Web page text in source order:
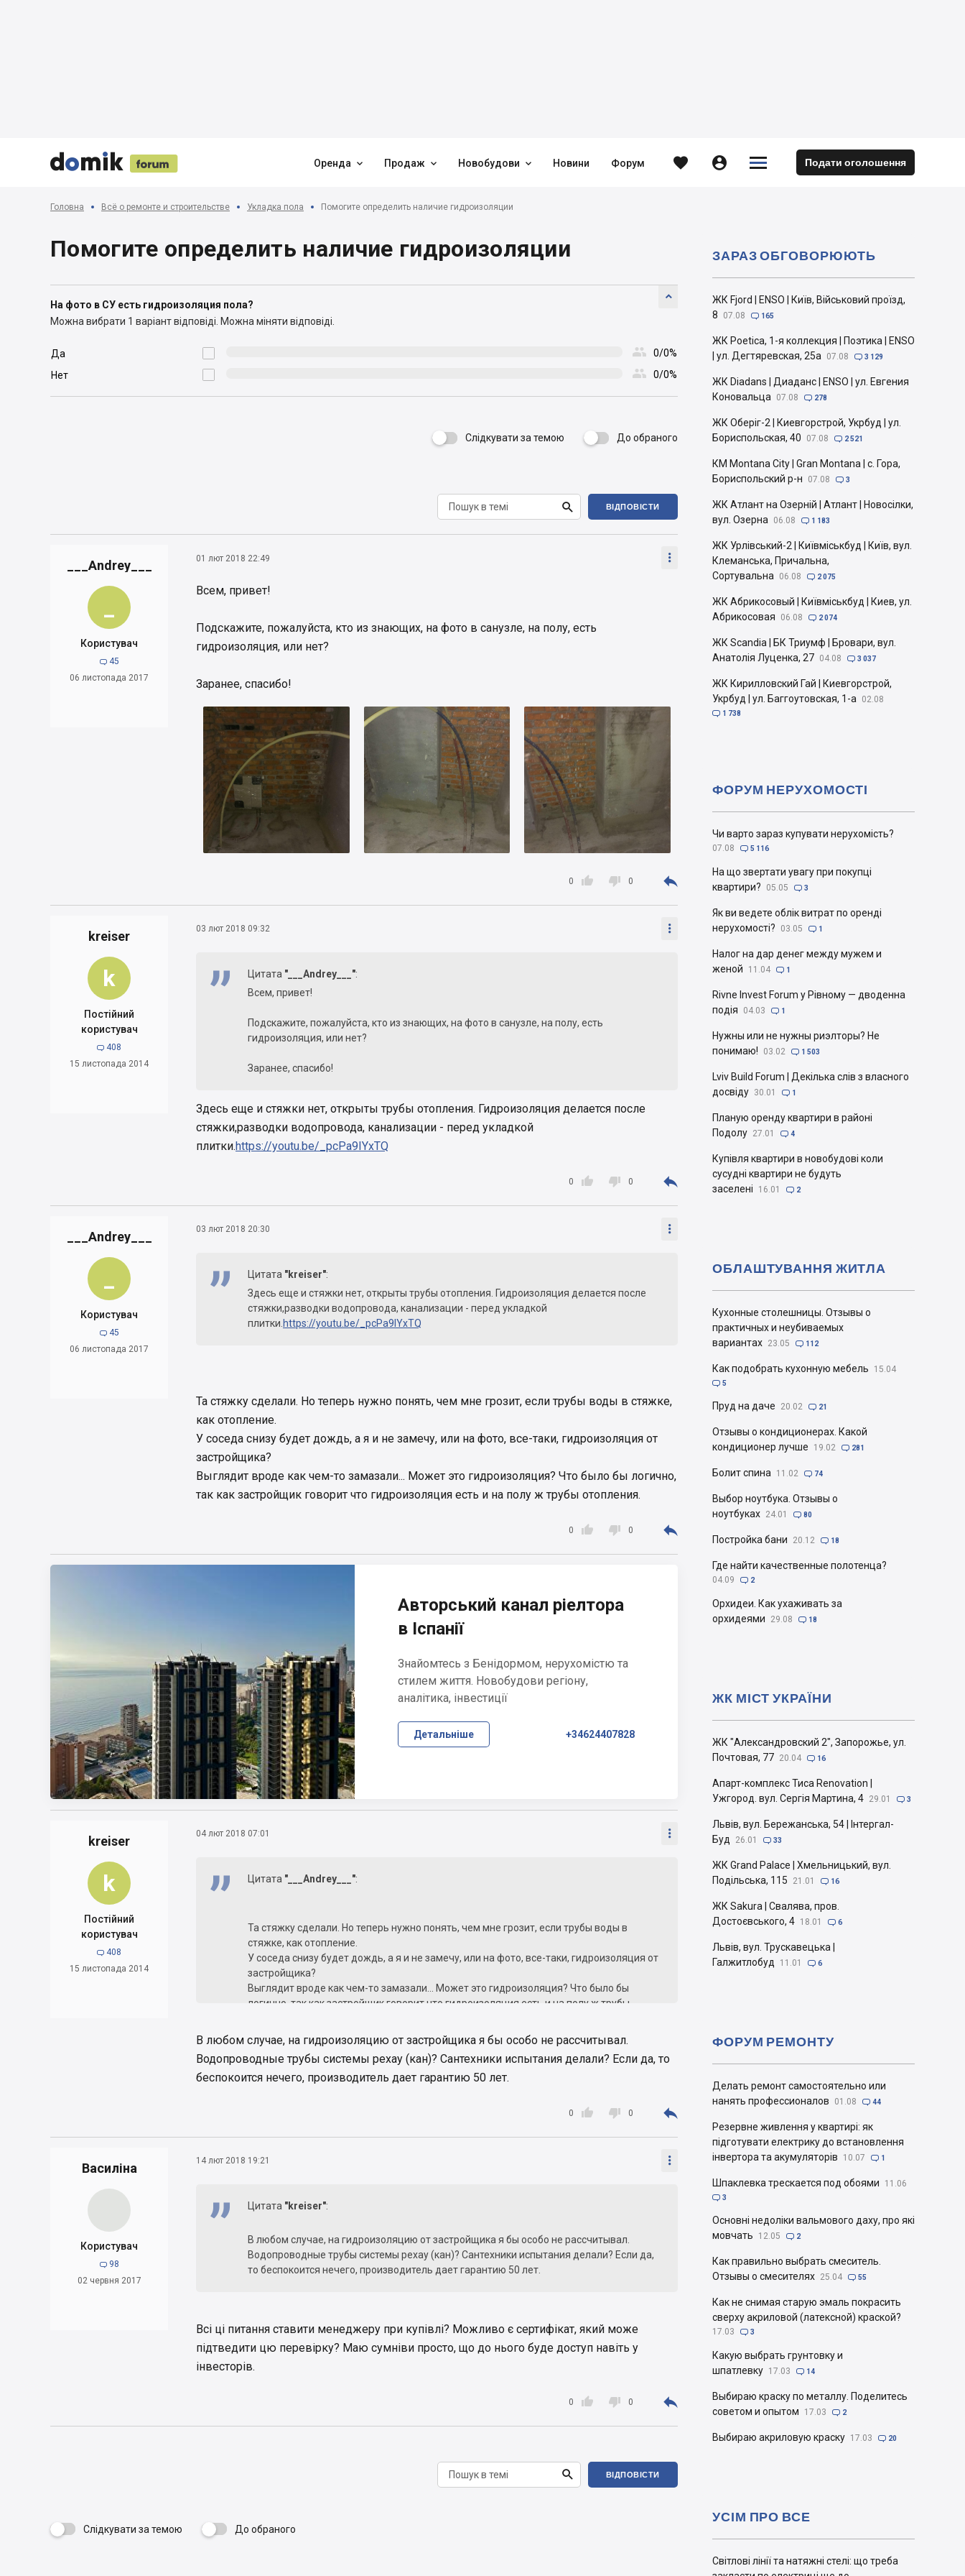


 
 Оренда  Продаж  Новобудови  Новини Форум   

 Подати оголошення
Головна Всё о ремонте и строительстве Укладка пола Помогите определить наличие гидроизоляции
Помогите определить наличие гидроизоляции

На фото в СУ есть гидроизоляция пола?
Можна вибрати 1 варіант відповіді. Можна міняти відповіді.

Да  0/0%

Нет  0/0%
Слідкувати за темою  До обраного
 ВІДПОВІСТИ
___Andrey___
_
Користувач
 45
06 листопада 2017
01 лют 2018 22:49 
Всем, привет!
Подскажите, пожалуйста, кто из знающих, на фото в санузле, на полу, есть
гидроизоляция, или нет?
Заранее, спасибо!

0  0 
kreiser
k
Постійний
користувач
 408
15 листопада 2014
03 лют 2018 09:32 
Цитата "___Andrey___":
Всем, привет!
Подскажите, пожалуйста, кто из знающих, на фото в санузле, на полу, есть
гидроизоляция, или нет?
Заранее, спасибо!
Здесь еще и стяжки нет, открыты трубы отопления. Гидроизоляция делается после
стяжки,разводки водопровода, канализации - перед укладкой
плитки.https://youtu.be/_pcPa9IYxTQ

0  0 
___Andrey___
_
Користувач
 45
06 листопада 2017
03 лют 2018 20:30 
Цитата "kreiser":
Здесь еще и стяжки нет, открыты трубы отопления. Гидроизоляция делается после
стяжки,разводки водопровода, канализации - перед укладкой
плитки. https://youtu.be/_pcPa9IYxTQ
Та стяжку сделали. Но теперь нужно понять, чем мне грозит, если трубы воды в стяжке,
как отопление.
У соседа снизу будет дождь, а я и не замечу, или на фото, все-таки, гидроизоляция от
застройщика?
Выглядит вроде как чем-то замазали... Может это гидроизоляция? Что было бы логично,
так как застройщик говорит что гидроизоляция есть и на полу ж трубы отопления.

0  0 
kreiser
k
Постійний
користувач
 408
15 листопада 2014
04 лют 2018 07:01 
Цитата "___Andrey___":
Та стяжку сделали. Но теперь нужно понять, чем мне грозит, если трубы воды в
стяжке, как отопление.
У соседа снизу будет дождь, а я и не замечу, или на фото, все-таки, гидроизоляция от
застройщика?
Выглядит вроде как чем-то замазали... Может это гидроизоляция? Что было бы
логично, так как застройщик говорит что гидроизоляция есть и на полу ж трубы
В любом случае, на гидроизоляцию от застройщика я бы особо не рассчитывал.
Водопроводные трубы системы рехау (кан)? Сантехники испытания делали? Если да, то
беспокоится нечего, производитель дает гарантию 50 лет.

0  0 
Василіна
Користувач
 98
02 червня 2017
14 лют 2018 19:21 
Цитата "kreiser":
В любом случае, на гидроизоляцию от застройщика я бы особо не рассчитывал.
Водопроводные трубы системы рехау (кан)? Сантехники испытания делали? Если да,
то беспокоится нечего, производитель дает гарантию 50 лет.
Всі ці питання ставити менеджеру при купівлі? Можливо є сертифікат, який може
підтведити цю перевірку? Маю сумніви просто, що до нього буде доступ навіть у
інвесторів.

0  0 
Авторський канал ріелтора
в Іспанії
Знайомтесь з Бенідормом, нерухомістю та
стилем життя. Новобудови регіону,
аналітика, інвестиції
Детальніше +34624407828
 ВІДПОВІСТИ
Слідкувати за темою  До обраного
ЖК Fjord | ENSO | Київ, Військовий проїзд,
8
07.08  165
ЖК Poetica, 1-я коллекция | Поэтика | ENSO
| ул. Дегтяревская, 25а
07.08  3 129
ЖК Diadans | Диаданс | ENSO | ул. Евгения
Коновальца
07.08  278
ЖК Оберіг-2 | Киевгорстрой, Укрбуд | ул.
Бориспольская, 40
07.08  2 521
КМ Montana City | Gran Montana | с. Гора,
Бориспольский р-н
07.08  3
ЖК Атлант на Озерній | Атлант | Новосілки,
вул. Озерна
06.08  1 183
ЖК Урлівський-2 | Київміськбуд | Київ, вул.
Клеманська, Причальна,
Сортувальна
06.08  2 075
ЖК Абрикосовый | Київміськбуд | Киев, ул.
Абрикосовая
06.08  2 074
ЖК Scandia | БК Триумф | Бровари, вул.
Анатолія Луценка, 27 04.08  3 037
ЖК Кирилловский Гай | Киевгорстрой,
Укрбуд | ул. Баггоутовская, 1-а
02.08
 1 738
ЗАРАЗ ОБГОВОРЮЮТЬ
Чи варто зараз купувати нерухомість?
07.08  5 116
На що звертати увагу при покупці
квартири?
05.05  3
Як ви ведете облік витрат по оренді
нерухомості?
03.05  1
Налог на дар денег между мужем и
женой
11.04  1
Rivne Invest Forum у Рівному — дводенна
подія
04.03  1
Нужны или не нужны риэлторы? Не
понимаю!
03.02  1 503
Lviv Build Forum | Декілька слів з власного
досвіду 30.01  1
Планую оренду квартири в районі
Подолу 27.01  4
Купівля квартири в новобудові коли
сусудні квартири не будуть
заселені
16.01  2
ФОРУМ НЕРУХОМОСТІ
Кухонные столешницы. Отзывы о
практичных и неубиваемых
вариантах 23.05  112
Как подобрать кухонную мебель 15.04
 5
Пруд на даче 20.02  21
Отзывы о кондиционерах. Какой
кондиционер лучше
19.02  281
Болит спина 11.02  74
Выбор ноутбука. Отзывы о
ноутбуках 24.01  80
Постройка бани 20.12  18
Где найти качественные полотенца?
04.09  2
Орхидеи. Как ухаживать за
орхидеями
29.08  18
ОБЛАШТУВАННЯ ЖИТЛА
ЖК "Александровский 2", Запорожье, ул.
Почтовая, 77 20.04  16
Апарт-комплекс Тиса Renovation |
Ужгород. вул. Сергія Мартина, 4 29.01  3
Львів, вул. Бережанська, 54 | Інтергал-
Буд
26.01  33
ЖК Grand Palace | Хмельницький, вул.
Подільська, 115
21.01  16
ЖК Sakura | Свалява, пров.
Достоєвського, 4 18.01  6
Львів, вул. Трускавецька |
Галжитлобуд
11.01  6
ЖК МІСТ УКРАЇНИ
Делать ремонт самостоятельно или
нанять профессионалов
01.08  44
Резервне живлення у квартирі: як
підготувати електрику до встановлення
інвертора та акумуляторів
10.07  1
Шпаклевка трескается под обоями 11.06
 3
Основні недоліки вальмового даху, про які
мовчать
12.05  2
Как правильно выбрать смеситель.
Отзывы о смесителях 25.04  55
Как не снимая старую эмаль покрасить
сверху акриловой (латексной) краской?
17.03  3
Какую выбрать грунтовку и
шпатлевку 17.03  14
Выбираю краску по металлу. Поделитесь
советом и опытом
17.03  2
Выбираю акриловую краску 17.03  20
ФОРУМ РЕМОНТУ
Світлові лінії та натяжні стелі: що треба
УСІМ ПРО ВСЕ